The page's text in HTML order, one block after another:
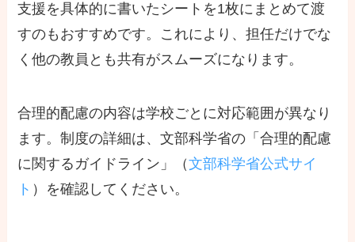
支援を具体的に書いたシートを1枚にまとめて渡
すのもおすすめです。これにより、担任だけでな
く他の教員とも共有がスムーズになります。
合理的配慮の内容は学校ごとに対応範囲が異なり
ます。制度の詳細は、文部科学省の「合理的配慮
に関するガイドライン」（文部科学省公式サイ
ト ）を確認してください。